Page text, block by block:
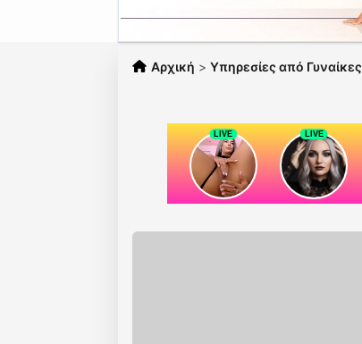
Αρχική > Υπηρεσίες από Γυναίκες